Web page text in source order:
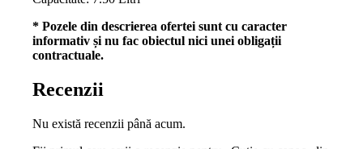
* Pozele din descrierea ofertei sunt cu caracter
informativ și nu fac obiectul nici unei obligații
contractuale.
Recenzii
Nu există recenzii până acum.